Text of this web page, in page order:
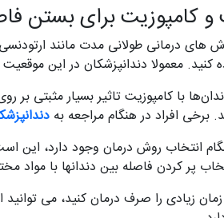
و کامپوزیت برای بستن
های درمانی طولانی مدت مانند
کنید. معمولا دندانپزشکان در این
با کامپوزیت تاثیر بسیار مثبتی
برخی افراد در هنگام مراجعه به
انتخاب روش درمان وجود دارد، این
پر كردن فاصله بين دندانها با مواد
زیادی را صرف درمان کنید، می